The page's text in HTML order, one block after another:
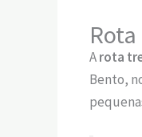
Arota
Bento,